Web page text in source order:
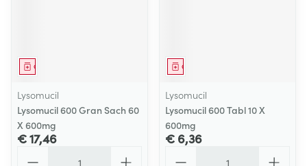
Geneesmiddel
Lysomucil
Lysomucil 600 Gran Sach 60
X 600mg
€ 17,46
Geneesmiddel
Lysomucil
Lysomucil 600 Tabl 10 X
600mg
€ 6,36